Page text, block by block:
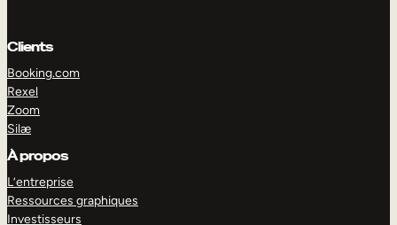
Clients
Booking.com
Rexel
Zoom
Silæ
À propos
L’entreprise
Ressources graphiques
Investisseurs